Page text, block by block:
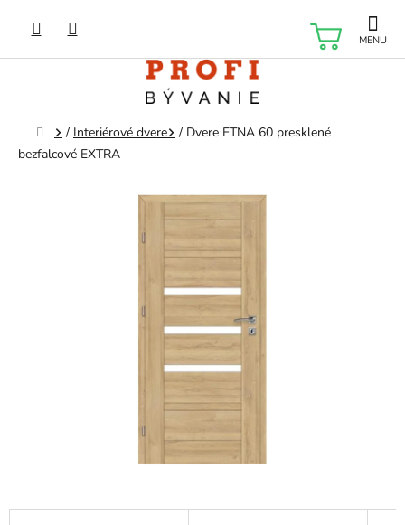
obsah
Domov
/ Interiérové dvere / Dvere ETNA 60 presklené
bezfalcové EXTRA